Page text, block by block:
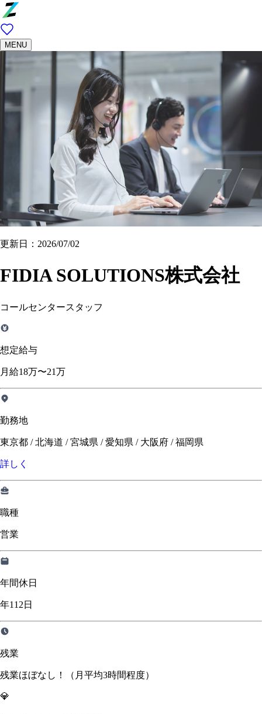
MENU
更新日：2026/07/02
FIDIA SOLUTIONS株式会社
コールセンタースタッフ
想定給与
月給18万〜21万
勤務地
東京都 / 北海道 / 宮城県 / 愛知県 / 大阪府 / 福岡県
詳しく
職種
営業
年間休日
年112日
残業
残業ほぼなし！（月平均3時間程度）
💎